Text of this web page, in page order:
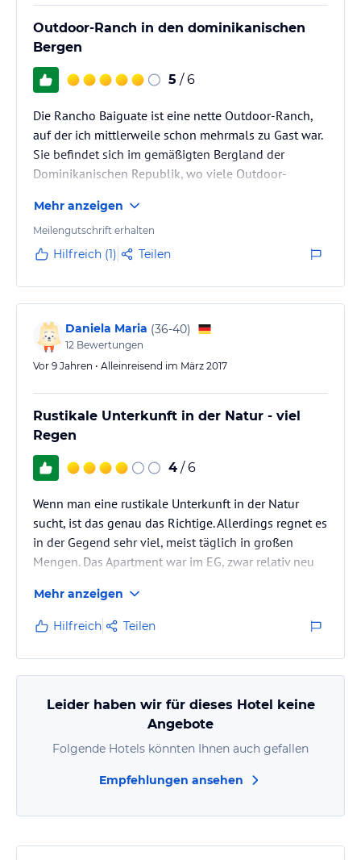
Outdoor-Ranch in den dominikanischen
Bergen
5 / 6
Die Rancho Baiguate ist eine nette Outdoor-Ranch,
auf der ich mittlerweile schon mehrmals zu Gast war.
Sie befindet sich im gemäßigten Bergland der
Dominikanischen Republik, wo viele Outdoor-
Vollpension ist hier immer im Preis mit dabei, wobei
das Essen in Buffetform serviert wird und typisch
dominikanisch ist. Alles ist recht gut in Schuss
Mehr anzeigen
Meilengutschrift erhalten
Hilfreich (1) Teilen
Daniela Maria (36-40)
12 Bewertungen
Vor 9 Jahren • Alleinreisend im März 2017
Rustikale Unterkunft in der Natur - viel
Regen
4 / 6
Wenn man eine rustikale Unterkunft in der Natur
sucht, ist das genau das Richtige. Allerdings regnet es
in der Gegend sehr viel, meist täglich in großen
Mengen. Das Apartment war im EG, zwar relativ neu
das bei Dunkelheit besser beleuchtet sein sollte. Man
muss mit Geckos im Appartment rechnen!
Mehr anzeigen
Hilfreich Teilen
Leider haben wir für dieses Hotel keine
Angebote
Folgende Hotels könnten Ihnen auch gefallen
Empfehlungen ansehen